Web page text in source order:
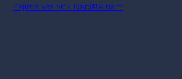
Zajímá vás víc? Napište nám